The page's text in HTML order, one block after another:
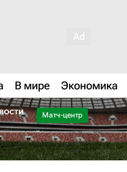
В мире Экономика
Матч-центр